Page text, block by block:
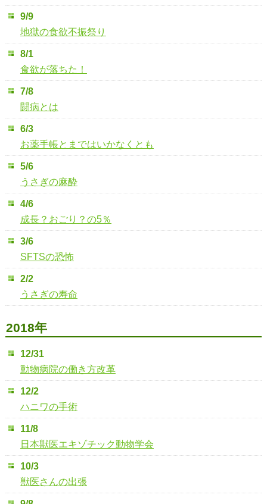
9/9
地獄の食欲不振祭り
8/1
食欲が落ちた！
7/8
闘病とは
6/3
お薬手帳とまではいかなくとも
5/6
うさぎの麻酔
4/6
成長？おごり？の5％
3/6
SFTSの恐怖
2/2
うさぎの寿命
2018年
12/31
動物病院の働き方改革
12/2
ハニワの手術
11/8
日本獣医エキゾチック動物学会
10/3
獣医さんの出張